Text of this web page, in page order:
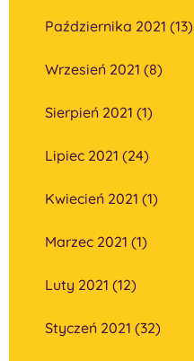
Października 2021 (13)
Wrzesień 2021 (8)
Sierpień 2021 (1)
Lipiec 2021 (24)
Kwiecień 2021 (1)
Marzec 2021 (1)
Luty 2021 (12)
Styczeń 2021 (32)